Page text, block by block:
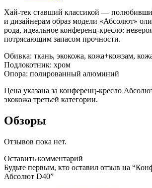
Хай-тек ставший классикой —
и дизайнерам образ модели «Абсолют»
рода, идеальное конференц-кресло:
потрясающим запасом прочности.
Обивка: ткань, экокожа, кожа+кожзам,
Подлокотник: хром
Опора: полированный алюминий
Цена указана за конференц-кресло
экокожа третьей категории.
Обзоры
Отзывов пока нет.
Оставить комментарий
Будьте первым, кто оставил отзыв на
Абсолют D40”